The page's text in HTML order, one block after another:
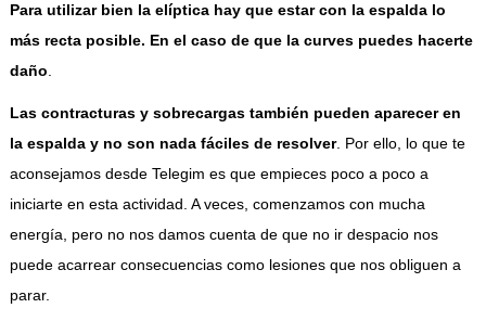
Para utilizar bien la elíptica hay que estar con la espalda lo
más recta posible. En el caso de que la curves puedes hacerte
daño.
Las contracturas y sobrecargas también pueden aparecer en
la espalda y no son nada fáciles de resolver. Por ello, lo que te
aconsejamos desde Telegim es que empieces poco a poco a
iniciarte en esta actividad. A veces, comenzamos con mucha
energía, pero no nos damos cuenta de que no ir despacio nos
puede acarrear consecuencias como lesiones que nos obliguen a
parar.